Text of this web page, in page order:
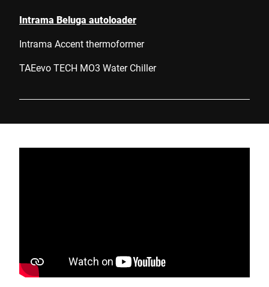
Intrama Beluga autoloader
Intrama Accent thermoformer
TAEevo TECH MO3 Water Chiller